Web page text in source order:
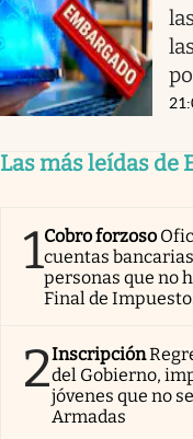
Las más leídas de
1Cobro forzoso
cuentas
personas que no
Final de
2Inscripción
del Gobierno,
jóvenes que no
Armadas